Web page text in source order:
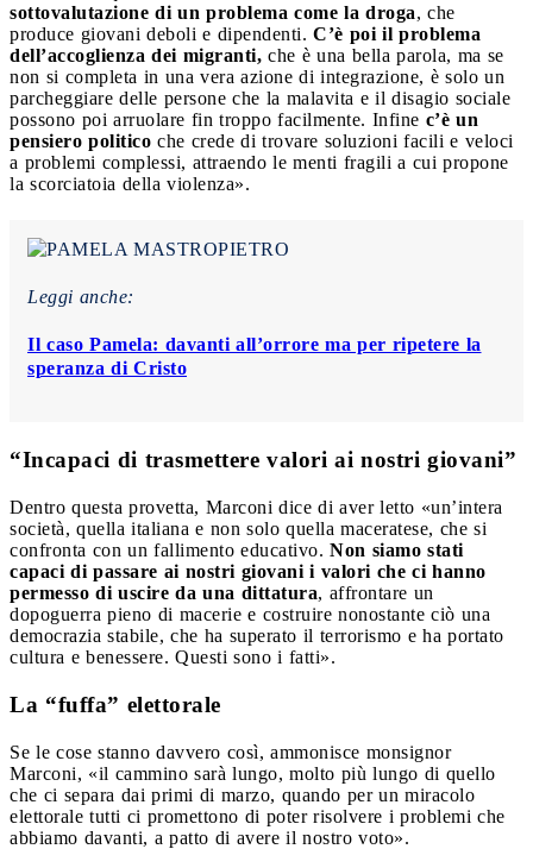
sottovalutazione di un problema come la droga, che
produce giovani deboli e dipendenti. C’è poi il problema
dell’accoglienza dei migranti, che è una bella parola, ma se
non si completa in una vera azione di integrazione, è solo un
parcheggiare delle persone che la malavita e il disagio sociale
possono poi arruolare fin troppo facilmente. Infine c’è un
pensiero politico che crede di trovare soluzioni facili e veloci
a problemi complessi, attraendo le menti fragili a cui propone
la scorciatoia della violenza».
Leggi anche:
Il caso Pamela: davanti all’orrore ma per ripetere la
speranza di Cristo
“Incapaci di trasmettere valori ai nostri giovani”
Dentro questa provetta, Marconi dice di aver letto «un’intera
società, quella italiana e non solo quella maceratese, che si
confronta con un fallimento educativo. Non siamo stati
capaci di passare ai nostri giovani i valori che ci hanno
permesso di uscire da una dittatura, affrontare un
dopoguerra pieno di macerie e costruire nonostante ciò una
democrazia stabile, che ha superato il terrorismo e ha portato
cultura e benessere. Questi sono i fatti».
La “fuffa” elettorale
Se le cose stanno davvero così, ammonisce monsignor
Marconi, «il cammino sarà lungo, molto più lungo di quello
che ci separa dai primi di marzo, quando per un miracolo
elettorale tutti ci promettono di poter risolvere i problemi che
abbiamo davanti, a patto di avere il nostro voto».